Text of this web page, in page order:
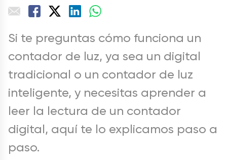
Si te preguntas cómo funciona un
contador de luz, ya sea un digital
tradicional o un contador de luz
inteligente, y necesitas aprender a
leer la lectura de un contador
digital, aquí te lo explicamos paso a
paso.